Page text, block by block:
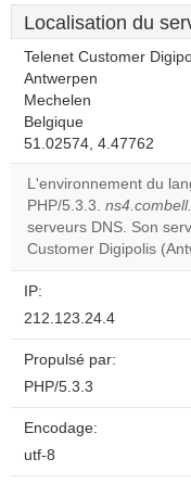
Localisation du
Telenet Customer
Antwerpen
Mechelen
Belgique
51.02574, 4.47762
L'environnement du
PHP/5.3.3.
serveurs DNS. Son
Customer Digipolis
IP:
212.123.24.4
Propulsé par:
PHP/5.3.3
Encodage:
utf-8